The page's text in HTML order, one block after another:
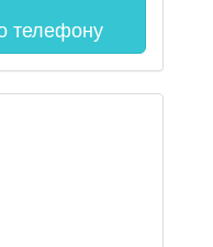
телефону